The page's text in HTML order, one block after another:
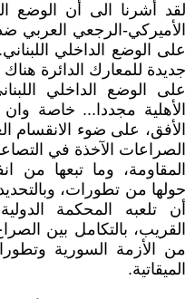
لقد أشرنا الى أن الوضع
الأميركي-الرجعي
على الوضع الداخلي
جديدة للمعارك الدائرة
على الوضع الداخلي
الأهلية مجددا... خاصة
الأفق، على ضوء الانقسام
المقاومة، وما تبعها من
حولها من تطورات،
أن تلعبه المحكمة
القريب، بالتكامل بين
من الأزمة السورية
الميقاتية.